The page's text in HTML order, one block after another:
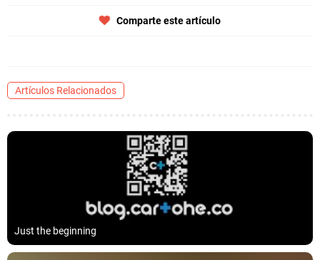
Comparte este artículo
Artículos Relacionados
Just the beginning